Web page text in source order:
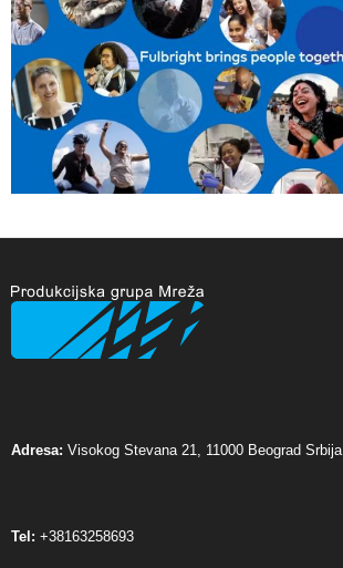
Adresa: Visokog Stevana 21, 11000 Beograd Srbija
Tel: +38163258693